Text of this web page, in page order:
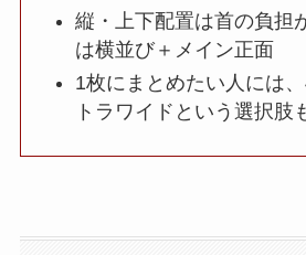
縦・上下配置は首の負担
は横並び＋メイン正面
1枚にまとめたい人には
トラワイドという選択肢